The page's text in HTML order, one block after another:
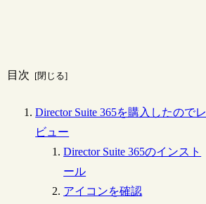
目次
Director Suite 365を購入したのでレ
ビュー
Director Suite 365のインスト
ール
アイコンを確認